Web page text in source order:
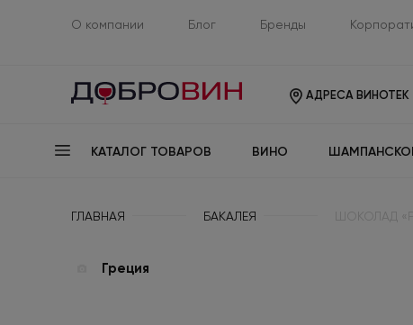
О компании Блог Бренды
АДРЕСА ВИНОТЕК
КАТАЛОГ ТОВАРОВ ВИНО
ГЛАВНАЯ БАКАЛЕЯ
Греция